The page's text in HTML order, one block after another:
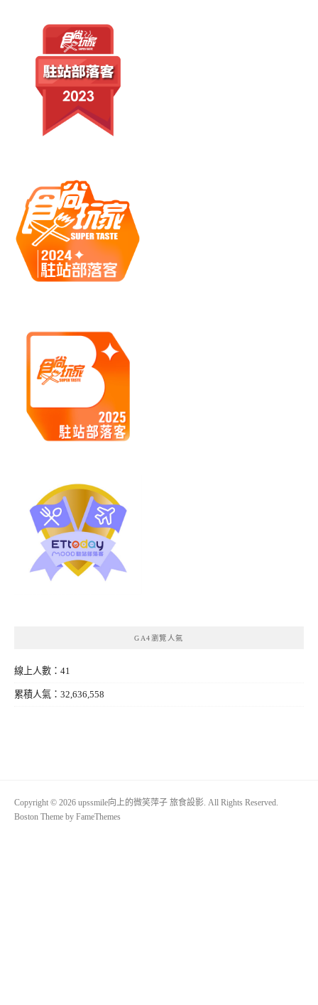
GA4瀏覽人氣
線上人數：41
累積人氣：32,636,558
Copyright © 2026 upssmile向上的微笑萍子 旅食設影. All Rights Reserved.
Boston Theme by FameThemes